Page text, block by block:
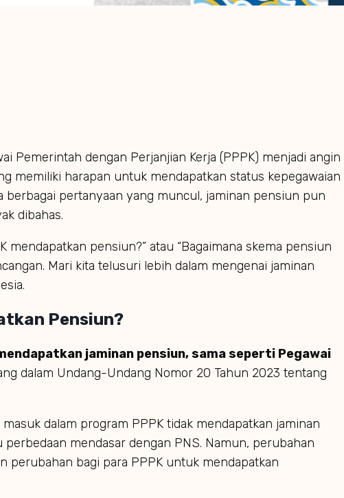
Pemerintah dengan Perjanjian Kerja (PPPK) menjadi angin
memiliki harapan untuk mendapatkan status kepegawaian
berbagai pertanyaan yang muncul, jaminan pensiun pun
dibahas.
mendapatkan pensiun?” atau “Bagaimana skema pensiun
Mari kita telusuri lebih dalam mengenai jaminan
Pensiun?
jaminan pensiun, sama seperti Pegawai
dalam Undang-Undang Nomor 20 Tahun 2023 tentang
dalam program PPPK tidak mendapatkan jaminan
mendasar dengan PNS. Namun, perubahan
perubahan bagi para PPPK untuk mendapatkan